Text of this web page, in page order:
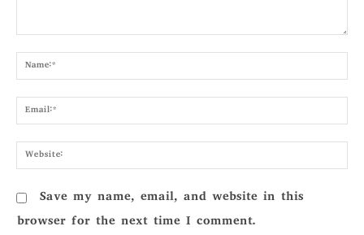
Save my name, email, and website in this
browser for the next time I comment.